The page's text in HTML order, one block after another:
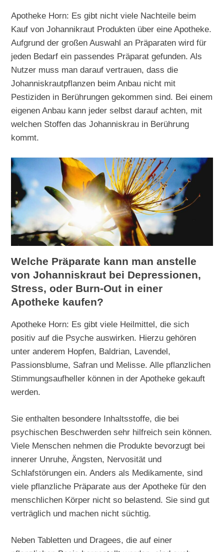
Apotheke Horn: Es gibt nicht viele Nachteile beim
Kauf von Johannikraut Produkten über eine Apotheke.
Aufgrund der großen Auswahl an Präparaten wird für
jeden Bedarf ein passendes Präparat gefunden. Als
Nutzer muss man darauf vertrauen, dass die
Johanniskrautpflanzen beim Anbau nicht mit
Pestiziden in Berührungen gekommen sind. Bei einem
eigenen Anbau kann jeder selbst darauf achten, mit
welchen Stoffen das Johanniskrau in Berührung
kommt.
Welche Präparate kann man anstelle
von Johanniskraut bei Depressionen,
Stress, oder Burn-Out in einer
Apotheke kaufen?
Apotheke Horn: Es gibt viele Heilmittel, die sich
positiv auf die Psyche auswirken. Hierzu gehören
unter anderem Hopfen, Baldrian, Lavendel,
Passionsblume, Safran und Melisse. Alle pflanzlichen
Stimmungsaufheller können in der Apotheke gekauft
werden.
Sie enthalten besondere Inhaltsstoffe, die bei
psychischen Beschwerden sehr hilfreich sein können.
Viele Menschen nehmen die Produkte bevorzugt bei
innerer Unruhe, Ängsten, Nervosität und
Schlafstörungen ein. Anders als Medikamente, sind
viele pflanzliche Präparate aus der Apotheke für den
menschlichen Körper nicht so belastend. Sie sind gut
verträglich und machen nicht süchtig.
Neben Tabletten und Dragees, die auf einer